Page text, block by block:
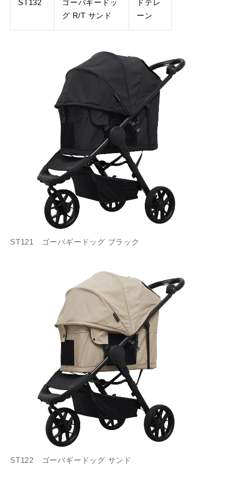
ST132
ゴーバギードッ
グ R/T サンド
ドテレ
ーン
ST121 ゴーバギードッグ ブラック
ST122 ゴーバギードッグ サンド